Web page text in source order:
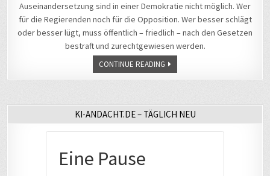
Auseinandersetzung sind in einer Demokratie nicht möglich. Wer
für die Regierenden noch für die Opposition. Wer besser schlägt
oder besser lügt, muss öffentlich – friedlich – nach den Gesetzen
bestraft und zurechtgewiesen werden.
CONTINUE READING
KI-ANDACHT.DE – TÄGLICH NEU